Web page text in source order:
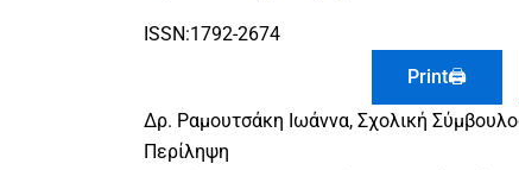
ISSN:1792-2674
Print🖨
Δρ. Ραμουτσάκη Ιωάννα, Σχολική
Περίληψη